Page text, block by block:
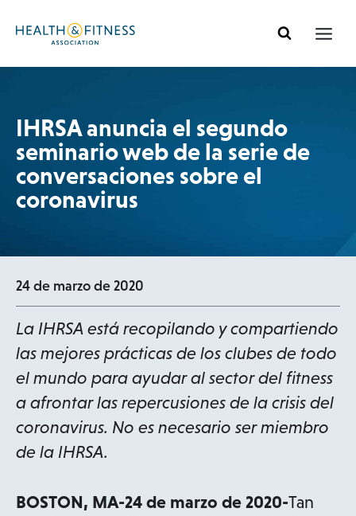
IHRSA anuncia el segundo
seminario web de la serie de
conversaciones sobre el
coronavirus
24 de marzo de 2020
La IHRSA está recopilando y compartiendo
las mejores prácticas de los clubes de todo
el mundo para ayudar al sector del fitness
a afrontar las repercusiones de la crisis del
coronavirus. No es necesario ser miembro
de la IHRSA.
BOSTON, MA-24 de marzo de 2020-Tan